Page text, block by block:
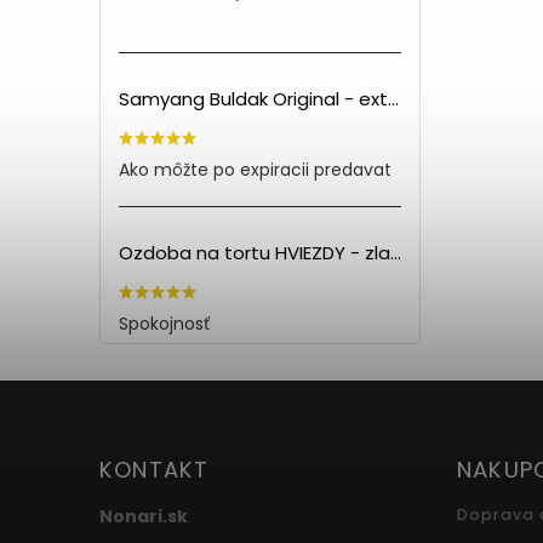
Samyang Buldak Original - extra pálivé kuracie rezance (140g) PO EXPIRÁCII
Ako môžte po expiracii predavat
Ozdoba na tortu HVIEZDY - zlatá (5ks)
Spokojnosť
KONTAKT
Nonari.sk
Doprava